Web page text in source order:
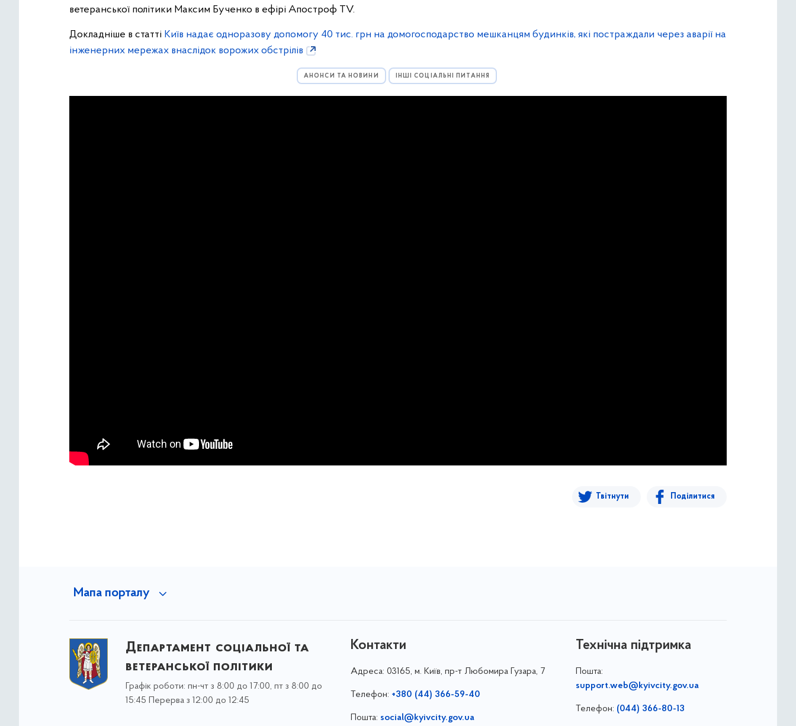
ветеранської політики Максим Бученко в ефірі Апостроф TV.
Докладніше в статті Київ надає одноразову допомогу 40 тис. грн на домогосподарство мешканцям будинків, які постраждали через аварії на
інженерних мережах внаслідок ворожих обстрілів
АНОНСИ ТА НОВИНИ ІНШІ СОЦІАЛЬНІ ПИТАННЯ
Твітнути Поділитися
Мапа порталу
Департамент соціальної та
ветеранської політики
Графік роботи: пн-чт з 8:00 до 17:00, пт з 8:00 до
15:45 Перерва з 12:00 до 12:45
Контакти
Адреса: 03165, м. Київ, пр-т Любомира Гузара, 7
Телефон: +380 (44) 366-59-40
Пошта: social@kyivcity.gov.ua
Технічна підтримка
Пошта:
support.web@kyivcity.gov.ua
Телефон: (044) 366-80-13